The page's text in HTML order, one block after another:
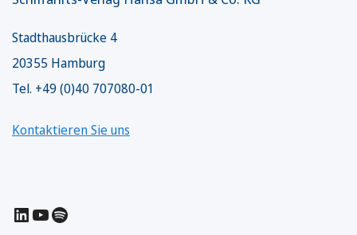
Stadthausbrücke 4
20355 Hamburg
Tel. +49 (0)40 707080-01
Kontaktieren Sie uns
LinkedIn
YouTube
Spotify